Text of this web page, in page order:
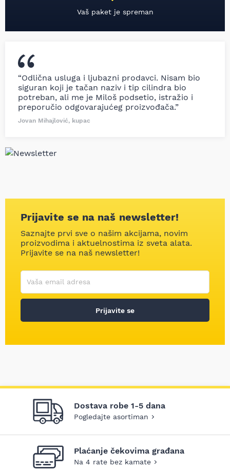
Vaš paket je spreman
“Odlična usluga i ljubazni prodavci. Nisam bio
siguran koji je tačan naziv i tip cilindra bio
potreban, ali me je Miloš podsetio, istražio i
preporučio odgovarajućeg proizvođača.”
Jovan Mihajlović, kupac
Prijavite se na naš newsletter!
Saznajte prvi sve o našim akcijama, novim
proizvodima i aktuelnostima iz sveta alata.
Prijavite se na naš newsletter!
Korisničko ime
Vaša email adresa
Prijavite se
Dostava robe 1-5 dana
Pogledajte asortiman
Plaćanje čekovima građana
Na 4 rate bez kamate